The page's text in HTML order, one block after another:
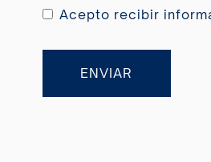
Acepto recibir
ENVIAR